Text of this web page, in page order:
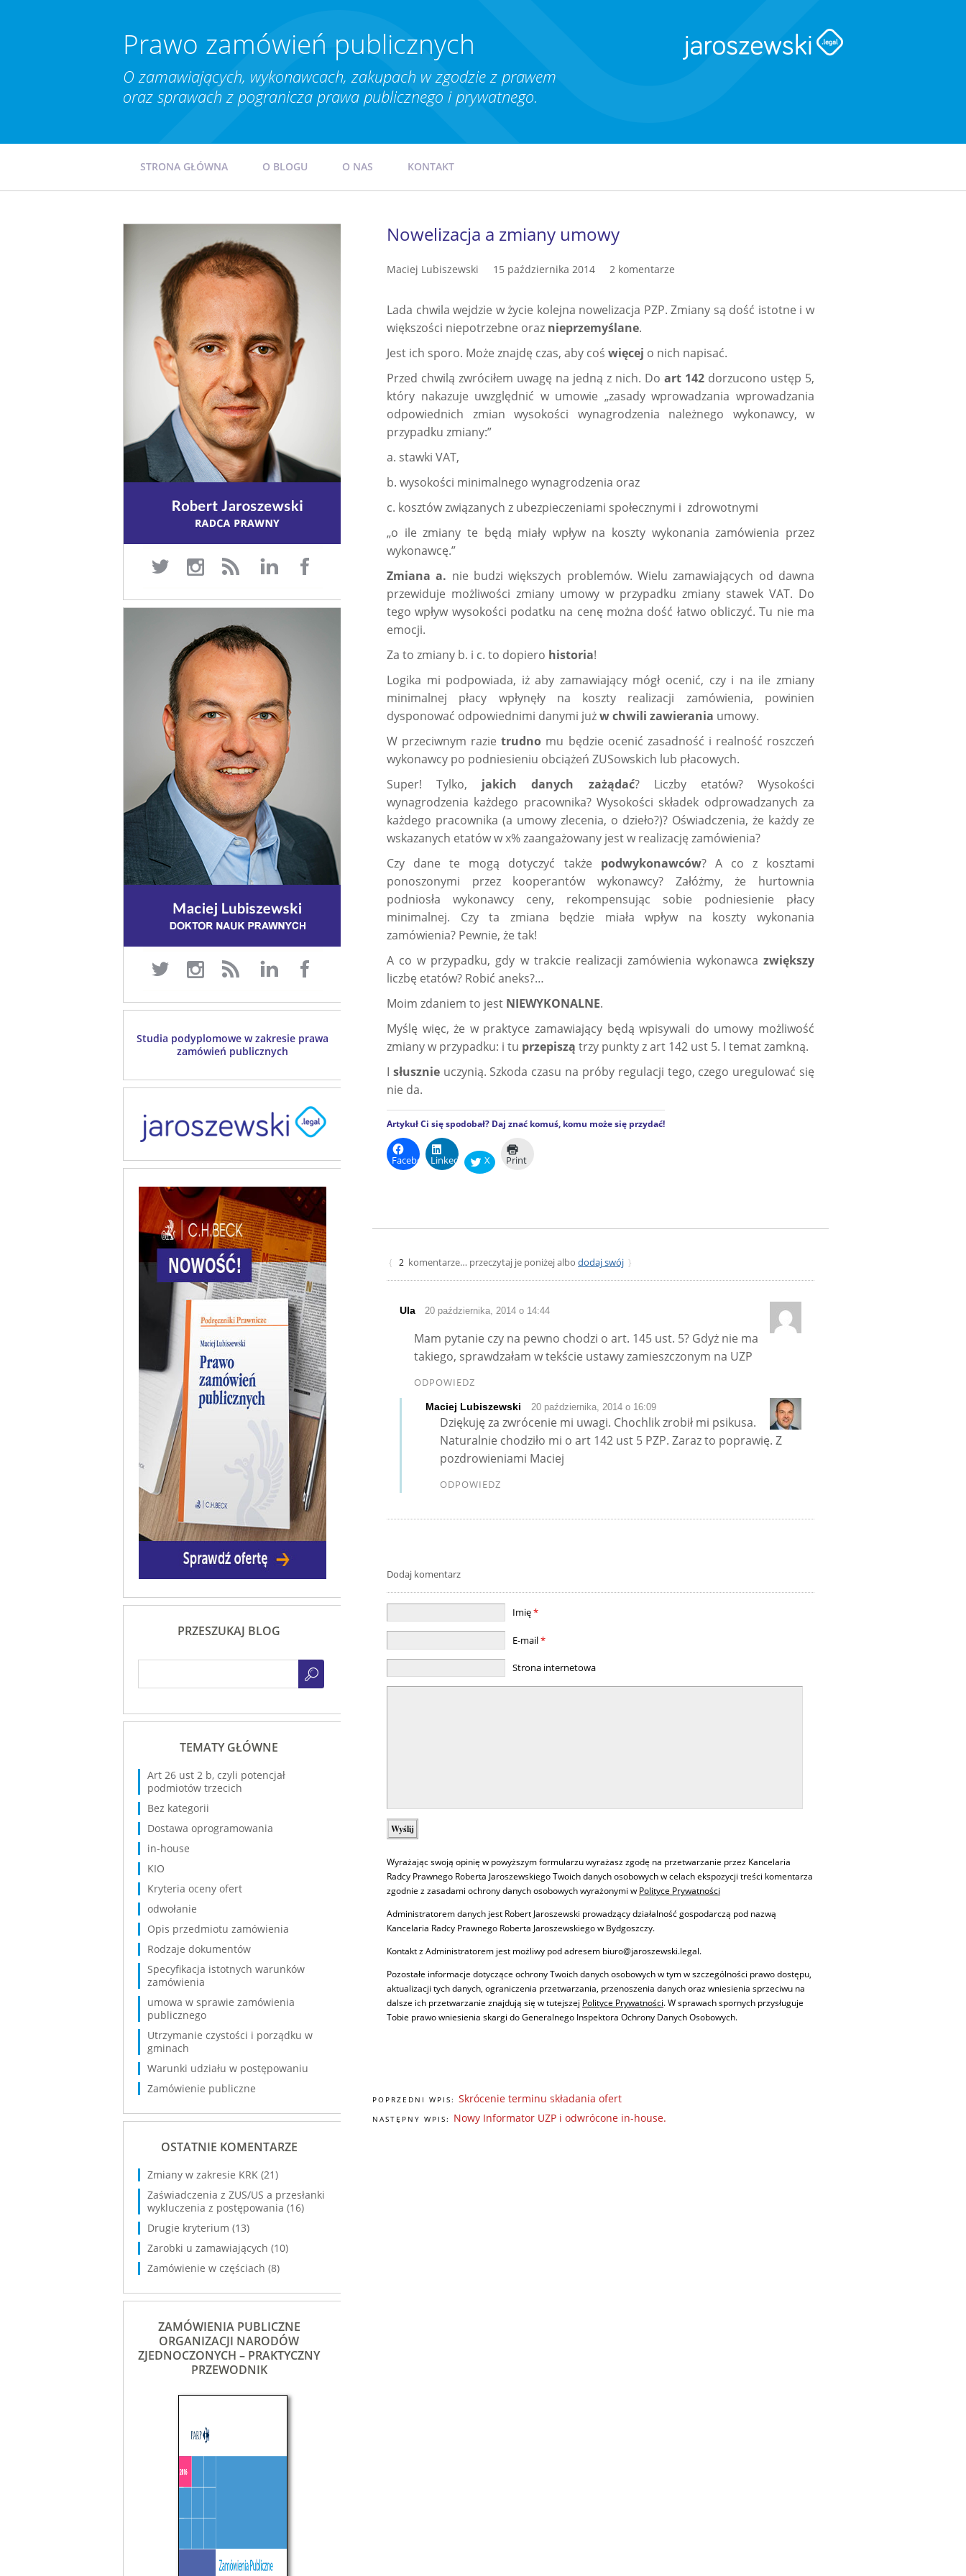
Prawo zamówień publicznych
O zamawiających, wykonawcach, zakupach w zgodzie z prawem
oraz sprawach z pogranicza prawa publicznego i prywatnego.
STRONA GŁÓWNA O BLOGU O NAS KONTAKT
Nowelizacja a zmiany umowy
Maciej Lubiszewski 15 października 2014 2 komentarze
Lada chwila wejdzie w życie kolejna nowelizacja PZP. Zmiany są dość istotne i w
większości niepotrzebne oraz nieprzemyślane.
Jest ich sporo. Może znajdę czas, aby coś więcej o nich napisać.
Przed chwilą zwróciłem uwagę na jedną z nich. Do art 142 dorzucono ustęp 5,
który nakazuje uwzględnić w umowie „zasady wprowadzania wprowadzania
odpowiednich zmian wysokości wynagrodzenia należnego wykonawcy, w
przypadku zmiany:”
a. stawki VAT,
b. wysokości minimalnego wynagrodzenia oraz
c. kosztów związanych z ubezpieczeniami społecznymi i zdrowotnymi
„o ile zmiany te będą miały wpływ na koszty wykonania zamówienia przez
wykonawcę.”
Zmiana a. nie budzi większych problemów. Wielu zamawiających od dawna
przewiduje możliwości zmiany umowy w przypadku zmiany stawek VAT. Do
tego wpływ wysokości podatku na cenę można dość łatwo obliczyć. Tu nie ma
emocji.
Za to zmiany b. i c. to dopiero historia!
Logika mi podpowiada, iż aby zamawiający mógł ocenić, czy i na ile zmiany
minimalnej płacy wpłynęły na koszty realizacji zamówienia, powinien
dysponować odpowiednimi danymi jużw chwili zawierania umowy.
W przeciwnym razietrudno mu będzie ocenić zasadność i realność roszczeń
wykonawcy po podniesieniu obciążeń ZUSowskich lub płacowych.
Super! Tylko, jakich danych zażądać? Liczby etatów? Wysokości
wynagrodzenia każdego pracownika? Wysokości składek odprowadzanych za
każdego pracownika (a umowy zlecenia, o dzieło?)? Oświadczenia, że każdy ze
wskazanych etatów w x% zaangażowany jest w realizację zamówienia?
Czy dane te mogą dotyczyć także podwykonawców? A co z kosztami
ponoszonymi przez kooperantów wykonawcy? Załóżmy, że hurtownia
podniosła wykonawcy ceny, rekompensując sobie podniesienie płacy
minimalnej. Czy ta zmiana będzie miała wpływ na koszty wykonania
zamówienia? Pewnie, że tak!
A co w przypadku, gdy w trakcie realizacji zamówienia wykonawca zwiększy
liczbę etatów? Robić aneks?…
Moim zdaniem to jest NIEWYKONALNE.
Myślę więc, że w praktyce zamawiający będą wpisywali do umowy możliwość
zmiany w przypadku: i tu przepiszą trzy punkty z art 142 ust 5. I temat zamkną.
I słusznieuczynią. Szkoda czasu na próby regulacji tego, czego uregulować się
nie da.
Artykuł Ci się spodobał? Daj znać komuś, komu może się przydać!
FacebookLinkedIn X Print
{ 2 komentarze… przeczytaj je poniżej albo dodaj swój }
Ula 20 października, 2014 o 14:44
Mam pytanie czy na pewno chodzi o art. 145 ust. 5? Gdyż nie ma
takiego, sprawdzałam w tekście ustawy zamieszczonym na UZP
ODPOWIEDZ
Maciej Lubiszewski 20 października, 2014 o 16:09
Dziękuję za zwrócenie mi uwagi. Chochlik zrobił mi psikusa.
Naturalnie chodziło mi o art 142 ust 5 PZP. Zaraz to poprawię. Z
pozdrowieniami Maciej
ODPOWIEDZ
Dodaj komentarz
Imię*
E-mail*
Strona internetowa
Wyrażając swoją opinię w powyższym formularzu wyrażasz zgodę na przetwarzanie przez Kancelaria
Radcy Prawnego Roberta Jaroszewskiego Twoich danych osobowych w celach ekspozycji treści komentarza
zgodnie z zasadami ochrony danych osobowych wyrażonymi w Polityce Prywatności
Administratorem danych jest Robert Jaroszewski prowadzący działalność gospodarczą pod nazwą
Kancelaria Radcy Prawnego Roberta Jaroszewskiego w Bydgoszczy.
Kontakt z Administratorem jest możliwy pod adresem biuro@jaroszewski.legal.
Pozostałe informacje dotyczące ochrony Twoich danych osobowych w tym w szczególności prawo dostępu,
aktualizacji tych danych, ograniczenia przetwarzania, przenoszenia danych oraz wniesienia sprzeciwu na
dalsze ich przetwarzanie znajdują się w tutejszej Polityce Prywatności. W sprawach spornych przysługuje
Tobie prawo wniesienia skargi do Generalnego Inspektora Ochrony Danych Osobowych.
POPRZEDNI WPIS: Skrócenie terminu składania ofert
NASTĘPNY WPIS: Nowy Informator UZP i odwrócone in-house.
Studia podyplomowe w zakresie prawa
zamówień publicznych
PRZESZUKAJ BLOG
TEMATY GŁÓWNE
Art 26 ust 2 b, czyli potencjał
podmiotów trzecich
Bez kategorii
Dostawa oprogramowania
in-house
KIO
Kryteria oceny ofert
odwołanie
Opis przedmiotu zamówienia
Rodzaje dokumentów
Specyfikacja istotnych warunków
zamówienia
umowa w sprawie zamówienia
publicznego
Utrzymanie czystości i porządku w
gminach
Warunki udziału w postępowaniu
Zamówienie publiczne
OSTATNIE KOMENTARZE
Zmiany w zakresie KRK (21)
Zaświadczenia z ZUS/US a przesłanki
wykluczenia z postępowania (16)
Drugie kryterium (13)
Zarobki u zamawiających (10)
Zamówienie w częściach (8)
ZAMÓWIENIA PUBLICZNE
ORGANIZACJI NARODÓW
ZJEDNOCZONYCH – PRAKTYCZNY
PRZEWODNIK